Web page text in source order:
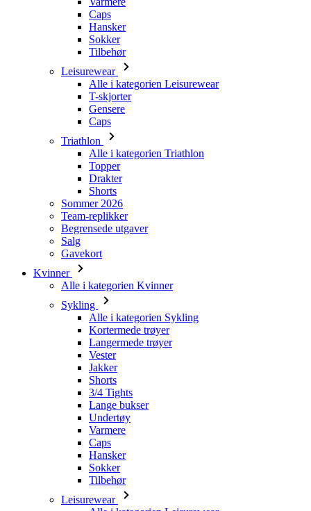
Leisurewear
Alle i kategorien Leisurewear
T-skjorter
Gensere
Triathlon
Alle i kategorien Triathlon
Topper
Drakter
Shorts
Sommer 2026
Team-replikker
Begrensede utgaver
Salg
Gavekort
Kvinner
Alle i kategorien Kvinner
Sykling
Alle i kategorien Sykling
Langermede trøyer
Vester
Jakker
Shorts
3/4 Tights
Lange bukser
Undertøy
Varmere
Caps
Hansker
Sokker
Tilbehør
Leisurewear
Alle i kategorien Leisurewear
T-skjorter
Gensere